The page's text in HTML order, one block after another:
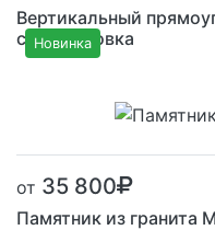
Вертикальный
ст.полировка
Новинка
от 35 800
Памятник из гранита